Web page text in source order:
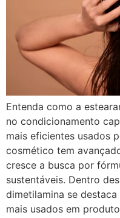
Entenda como a
no condicionamento
mais eficientes usados
cosmético tem
cresce a busca por
sustentáveis. Dentro
dimetilamina se
mais usados em